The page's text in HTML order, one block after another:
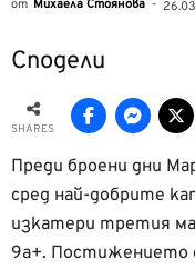
от Михаела Стоянова -
Сподели
SHARES
Преди броени дни
сред най-добрите
изкатери третия
9а+. Постижението